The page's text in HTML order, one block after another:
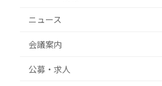
ニュース
会議案内
公募・求人